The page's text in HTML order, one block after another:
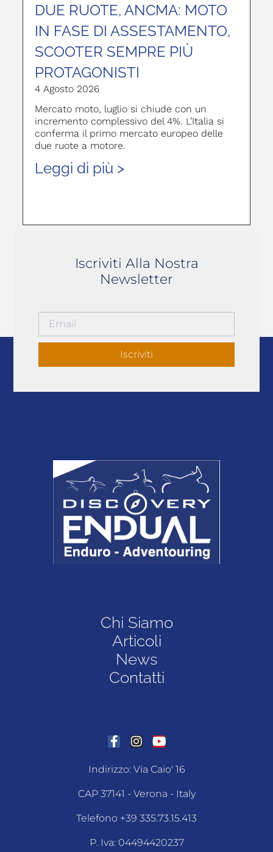
DUE RUOTE, ANCMA: MOTO
IN FASE DI ASSESTAMENTO,
SCOOTER SEMPRE PIÙ
PROTAGONISTI
4 Agosto 2026
Mercato moto, luglio si chiude con un
incremento complessivo del 4%. L’Italia si
conferma il primo mercato europeo delle
due ruote a motore.
Leggi di più >
Iscriviti Alla Nostra
Newsletter
Iscriviti
Chi Siamo
Articoli
News
Contatti
Indirizzo: Via Caio' 16
CAP 37141 - Verona - Italy
Telefono +39 335.73.15.413
P. Iva: 04494420237